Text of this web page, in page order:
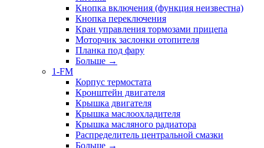
Кнопка включения (функция неизвестна)
Кнопка переключения
Кран управления тормозами прицепа
Моторчик заслонки отопителя
Планка под фару
Больше →
1-FM
Корпус термостата
Кронштейн двигателя
Крышка двигателя
Крышка маслоохладителя
Крышка масляного радиатора
Распределитель центральной смазки
Больше →